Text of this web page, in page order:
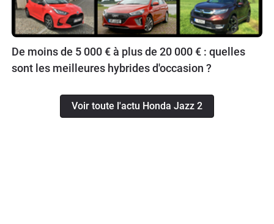
De moins de 5 000 € à plus de 20 000 € : quelles
sont les meilleures hybrides d'occasion ?
Voir toute l'actu Honda Jazz 2